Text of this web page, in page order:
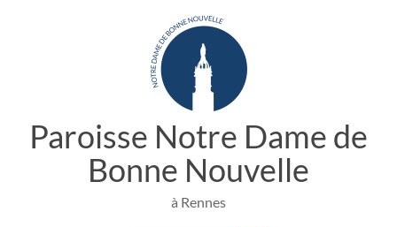
Paroisse Notre Dame de
Bonne Nouvelle
à Rennes